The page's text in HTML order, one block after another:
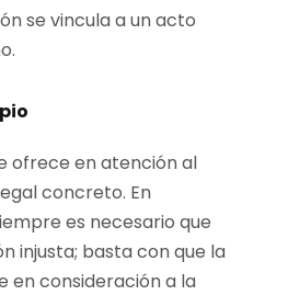
se vincula a un acto
ofrece en atención al
concreto. En
es necesario que
injusta; basta con que la
en consideración a la